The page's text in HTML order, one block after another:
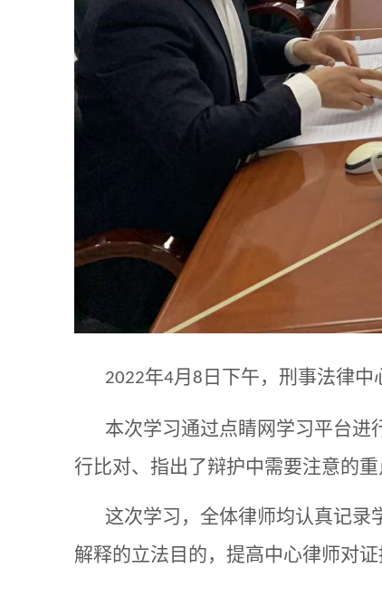
2022年4月 8 日下午，刑事法律中
本次学习通过点睛网学习平台进
行比对、指出了辩护中需要注意的
这次学习，全体律师均认真记录
解释的立法目的，提高中心律师对